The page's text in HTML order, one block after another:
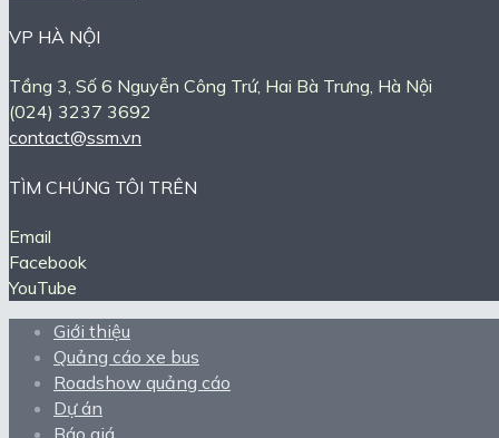
VP HÀ NỘI
Tầng 3, Số 6 Nguyễn Công Trứ, Hai Bà Trưng, Hà Nội
(024) 3237 3692
contact@ssm.vn
TÌM CHÚNG TÔI TRÊN
Email
Facebook
YouTube
Giới thiệu
Quảng cáo xe bus
Roadshow quảng cáo
Dự án
Báo giá